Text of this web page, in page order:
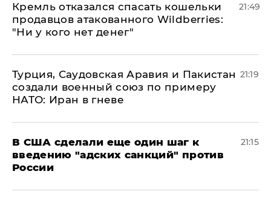
Кремль отказался спасать кошельки
продавцов атакованного Wildberries:
"Ни у кого нет денег"
21:49
Турция, Саудовская Аравия и Пакистан
создали военный союз по примеру
НАТО: Иран в гневе
21:19
В США сделали еще один шаг к
введению "адских санкций" против
России
21:15